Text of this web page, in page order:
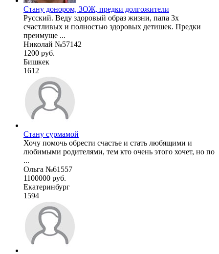
Стану донором, ЗОЖ, предки долгожители
Русский. Веду здоровый образ жизни, папа 3х
счастливых и полностью здоровых детишек. Предки
преимуще ...
Николай №57142
1200 руб.
Бишкек
1612
Стану сурмамой
Хочу помочь обрести счастье и стать любящими и
любимыми родителями, тем кто очень этого хочет, но по
...
Ольга №61557
1100000 руб.
Екатеринбург
1594